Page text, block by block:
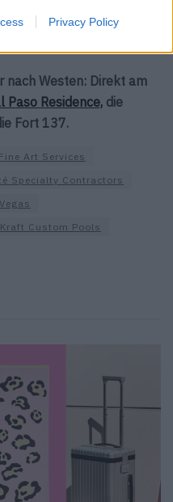
Privacy Policy
Stephen Morgan, Stetson
nach Westen: Direkt am
Paso Residence, die
Fort 137.
Art Services
Specialty Contractors
Custom Pools